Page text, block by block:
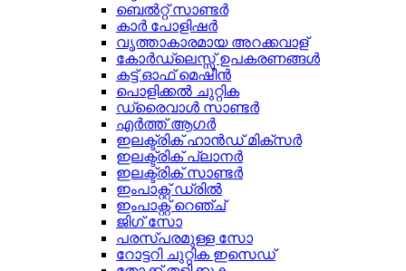
ബെൽറ്റ് സാണ്ടർ
കാർ പോളിഷർ
വൃത്താകാരമായ അറക്കവാള്
കോർഡ്‌ലെസ്സ് ഉപകരണങ്ങൾ
കട്ട് ഓഫ് മെഷീൻ
പൊളിക്കൽ ചുറ്റിക
ഡ്രൈവാൾ സാണ്ടർ
എർത്ത് ആഗർ
ഇലക്ട്രിക് ഹാൻഡ് മിക്സർ
ഇലക്ട്രിക് പ്ലാനർ
ഇലക്ട്രിക് സാണ്ടർ
ഇംപാക്റ്റ് ഡ്രിൽ
ഇംപാക്റ്റ് റെഞ്ച്
ജിഗ് സോ
പരസ്പരമുള്ള സോ
റോട്ടറി ചുറ്റിക ഇസെഡ്